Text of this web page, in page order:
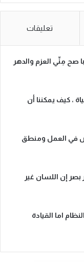
تعليقات
صح مِنِّي العزم والدهر
، كيف يمكننا أن
في العمل ومنطق
إن اللسان غير
اما القيادة